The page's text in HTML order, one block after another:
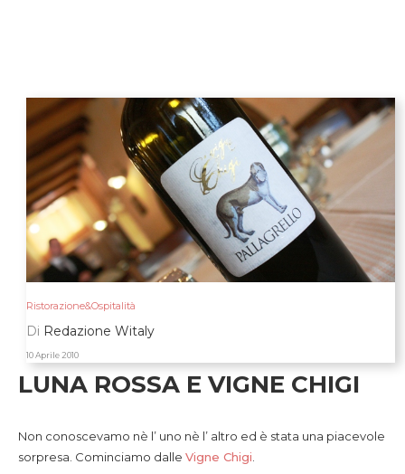
Ristorazione&Ospitalità
Di Redazione Witaly
10 Aprile 2010
LUNA ROSSA E VIGNE CHIGI
Non conoscevamo nè l’ uno nè l’ altro ed è stata una piacevole
sorpresa. Cominciamo dalle Vigne Chigi